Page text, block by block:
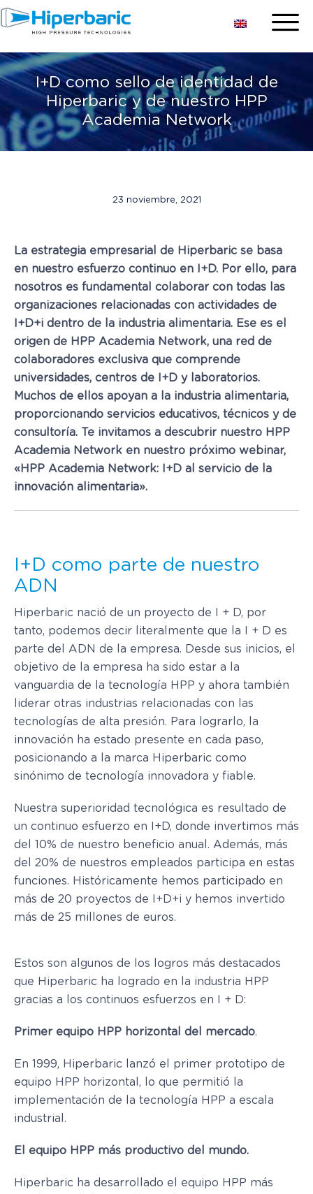
I+D como sello de identidad de
Hiperbaric y de nuestro HPP
Academia Network
23 noviembre, 2021
La estrategia empresarial de Hiperbaric se basa
en nuestro esfuerzo continuo en I+D. Por ello, para
nosotros es fundamental colaborar con todas las
organizaciones relacionadas con actividades de
I+D+i dentro de la industria alimentaria. Ese es el
origen de HPP Academia Network, una red de
colaboradores exclusiva que comprende
universidades, centros de I+D y laboratorios.
Muchos de ellos apoyan a la industria alimentaria,
proporcionando servicios educativos, técnicos y de
consultoría. Te invitamos a descubrir nuestro HPP
Academia Network en nuestro próximo webinar,
«HPP Academia Network: I+D al servicio de la
innovación alimentaria».
I+D como parte de nuestro
ADN
Hiperbaric nació de un proyecto de I + D, por
tanto, podemos decir literalmente que la I + D es
parte del ADN de la empresa. Desde sus inicios, el
objetivo de la empresa ha sido estar a la
vanguardia de la tecnología HPP y ahora también
liderar otras industrias relacionadas con las
tecnologías de alta presión. Para lograrlo, la
innovación ha estado presente en cada paso,
posicionando a la marca Hiperbaric como
sinónimo de tecnología innovadora y fiable.
Nuestra superioridad tecnológica es resultado de
un continuo esfuerzo en I+D, donde invertimos más
del 10% de nuestro beneficio anual. Además, más
del 20% de nuestros empleados participa en estas
funciones. Históricamente hemos participado en
más de 20 proyectos de I+D+i y hemos invertido
más de 25 millones de euros.
Estos son algunos de los logros más destacados
que Hiperbaric ha logrado en la industria HPP
gracias a los continuos esfuerzos en I + D:
Primer equipo HPP horizontal del mercado.
En 1999, Hiperbaric lanzó el primer prototipo de
equipo HPP horizontal, lo que permitió la
implementación de la tecnología HPP a escala
industrial.
El equipo HPP más productivo del mundo.
Hiperbaric ha desarrollado el equipo HPP más